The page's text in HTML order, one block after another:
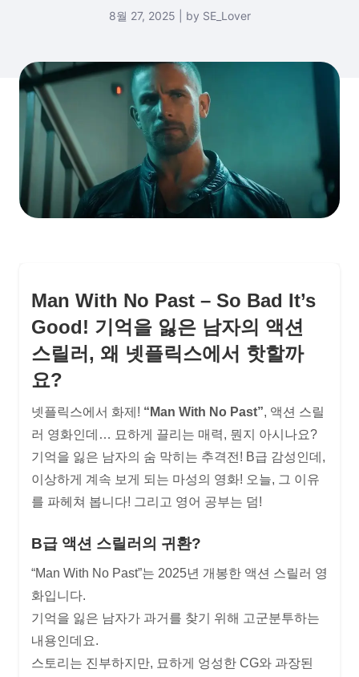
8월 27, 2025 | by SE_Lover
Man With No Past – So Bad It’s
Good! 기억을 잃은 남자의 액션
스릴러, 왜 넷플릭스에서 핫할까
요?
넷플릭스에서 화제! “Man With No Past”, 액션 스릴
러 영화인데… 묘하게 끌리는 매력, 뭔지 아시나요?
기억을 잃은 남자의 숨 막히는 추격전! B급 감성인데,
이상하게 계속 보게 되는 마성의 영화! 오늘, 그 이유
를 파헤쳐 봅니다! 그리고 영어 공부는 덤!
B급 액션 스릴러의 귀환?
“Man With No Past”는 2025년 개봉한 액션 스릴러 영
화입니다.
기억을 잃은 남자가 과거를 찾기 위해 고군분투하는
내용인데요.
스토리는 진부하지만, 묘하게 엉성한 CG와 과장된